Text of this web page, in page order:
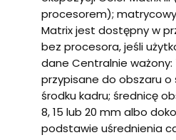
procesorem);
Matrix jest dostępny w
bez procesora, jeśli
dane Centralnie ważony:
przypisane do obszaru o
środku kadru; średnicę
8, 15 lub 20 mm albo
podstawie uśrednienia